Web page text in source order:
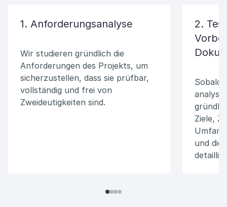
1. Anforderungsanalyse
Wir studieren gründlich die
Anforderungen des Projekts, um
sicherzustellen, dass sie prüfbar,
vollständig und frei von
Zweideutigkeiten sind.
2.
Sobald
Ziele,
und die